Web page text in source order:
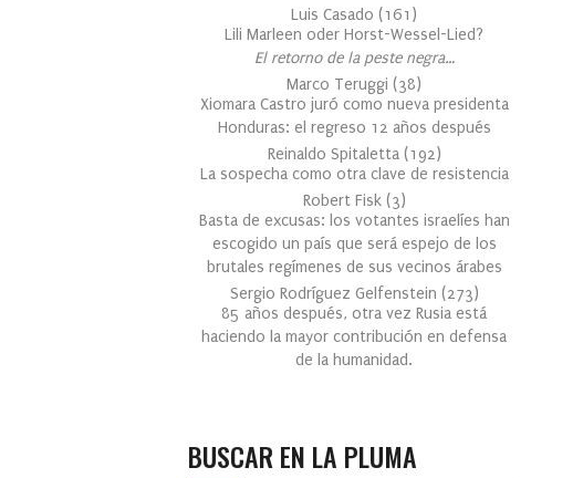
Luis Casado (161 )
Lili Marleen oder Horst-Wessel-Lied?
El retorno de la peste negra…
Marco Teruggi (38)
Xiomara Castro juró como nueva presidenta
Honduras: el regreso 12 años después
Reinaldo Spitaletta (192)
La sospecha como otra clave de resistencia
Robert Fisk (3)
Basta de excusas: los votantes israelíes han
escogido un país que será espejo de los
brutales regímenes de sus vecinos árabes
Sergio Rodríguez Gelfenstein (273)
85 años después, otra vez Rusia está
haciendo la mayor contribución en defensa
de la humanidad.
BUSCAR EN LA PLUMA